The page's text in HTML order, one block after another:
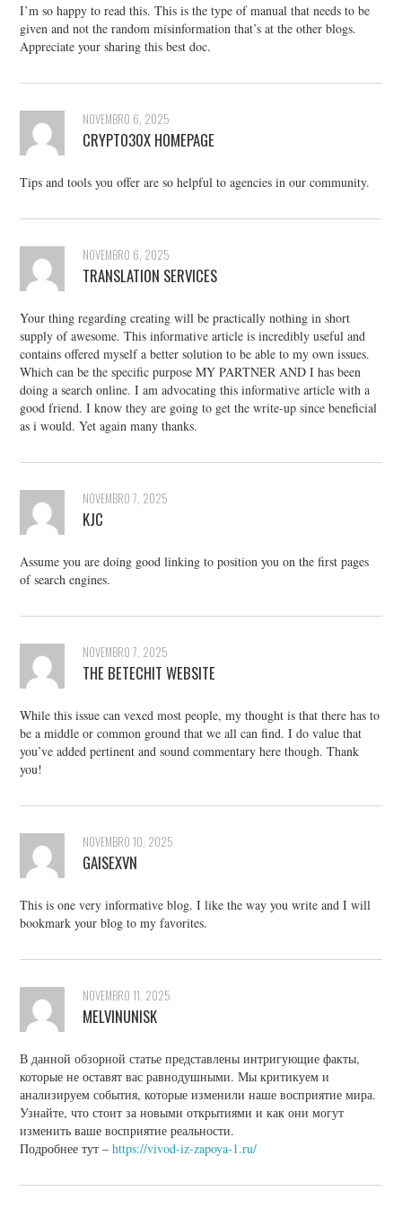
I’m so happy to read this. This is the type of manual that needs to be
given and not the random misinformation that’s at the other blogs.
Appreciate your sharing this best doc.
NOVEMBRO 6, 2025
CRYPTO30X HOMEPAGE
Tips and tools you offer are so helpful to agencies in our community.
NOVEMBRO 6, 2025
TRANSLATION SERVICES
Your thing regarding creating will be practically nothing in short
supply of awesome. This informative article is incredibly useful and
contains offered myself a better solution to be able to my own issues.
Which can be the specific purpose MY PARTNER AND I has been
doing a search online. I am advocating this informative article with a
good friend. I know they are going to get the write-up since beneficial
as i would. Yet again many thanks.
NOVEMBRO 7, 2025
KJC
Assume you are doing good linking to position you on the first pages
of search engines.
NOVEMBRO 7, 2025
THE BETECHIT WEBSITE
While this issue can vexed most people, my thought is that there has to
be a middle or common ground that we all can find. I do value that
you’ve added pertinent and sound commentary here though. Thank
you!
NOVEMBRO 10, 2025
GAISEXVN
This is one very informative blog. I like the way you write and I will
bookmark your blog to my favorites.
NOVEMBRO 11, 2025
MELVINUNISK
В данной обзорной статье представлены интригующие факты,
которые не оставят вас равнодушными. Мы критикуем и
анализируем события, которые изменили наше восприятие мира.
Узнайте, что стоит за новыми открытиями и как они могут
изменить ваше восприятие реальности.
Подробнее тут –https://vivod-iz-zapoya-1.ru/